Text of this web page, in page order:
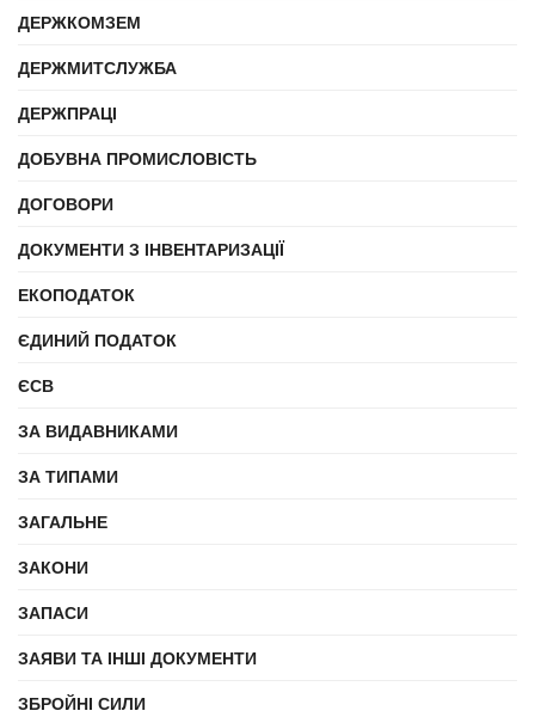
ДЕРЖКОМЗЕМ
ДЕРЖМИТСЛУЖБА
ДЕРЖПРАЦІ
ДОБУВНА ПРОМИСЛОВІСТЬ
ДОГОВОРИ
ДОКУМЕНТИ З ІНВЕНТАРИЗАЦІЇ
ЕКОПОДАТОК
ЄДИНИЙ ПОДАТОК
ЄСВ
ЗА ВИДАВНИКАМИ
ЗА ТИПАМИ
ЗАГАЛЬНЕ
ЗАКОНИ
ЗАПАСИ
ЗАЯВИ ТА ІНШІ ДОКУМЕНТИ
ЗБРОЙНІ СИЛИ